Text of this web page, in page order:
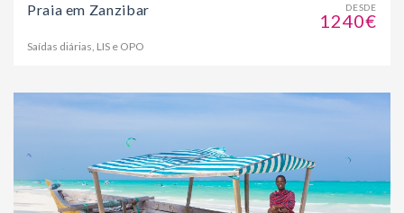
DESDE
1240€
Praia em Zanzibar
Saídas diárias, LIS e OPO